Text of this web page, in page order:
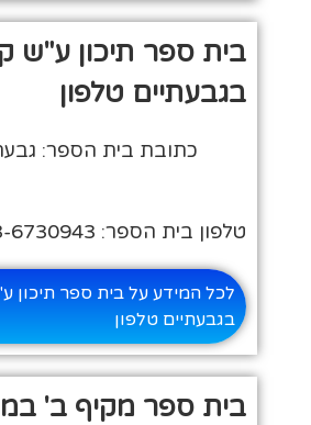
בית ספר תיכון ע"ש
בגבעתיים טלפון
כתובת בית הספר:
טלפון בית הספר: 03-6730943
לכל המידע על בית ספר תיכון
בגבעתיים טלפון
בית ספר מקיף ב'